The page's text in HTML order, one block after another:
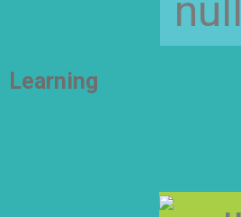
Learning